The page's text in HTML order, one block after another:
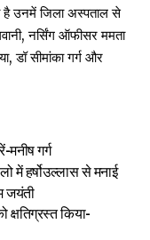
है उनमें जिला अस्पताल से
नर्सिंग ऑफीसर ममता
डॉ सीमांका गर्ग और
गर्ग
में हर्षोउल्लास से मनाई
जयंती
क्षतिग्रस्त किया-